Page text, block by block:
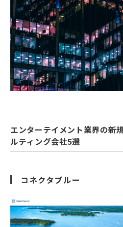
エンターテイメント業界の新
ルティング会社5選
コネクタブルー